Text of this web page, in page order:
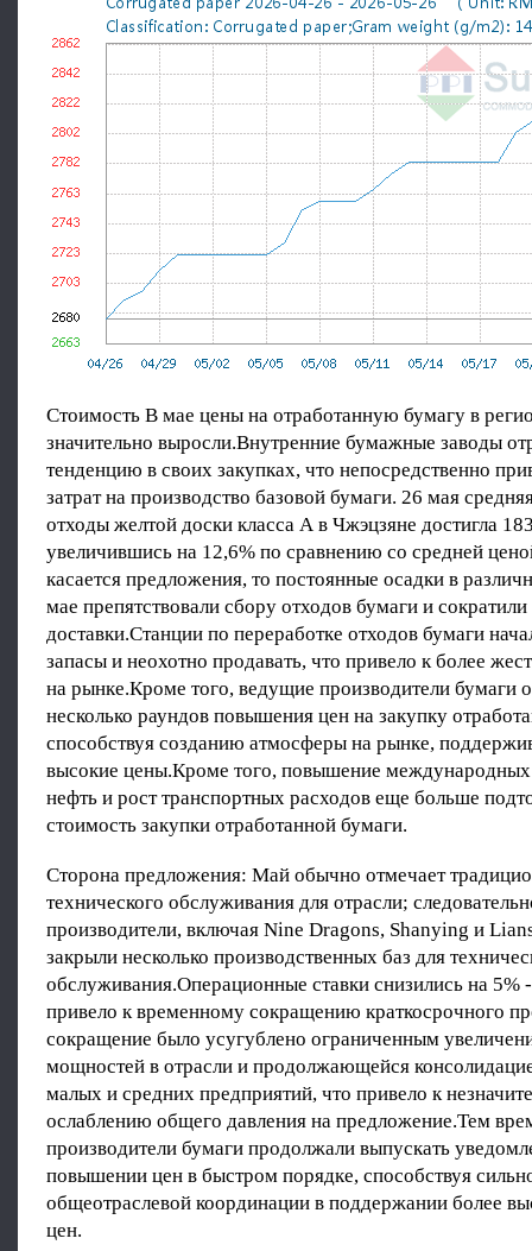
Стоимость В мае цены на отработанную бумагу в
значительно выросли.Внутренние бумажные заводы
тенденцию в своих закупках, что непосредственно
затрат на производство базовой бумаги. 26 мая
отходы желтой доски класса А в Чжэцзяне достигла
увеличившись на 12,6% по сравнению со средней
касается предложения, то постоянные осадки в
мае препятствовали сбору отходов бумаги и
доставки.Станции по переработке отходов бумаги
запасы и неохотно продавать, что привело к более
на рынке.Кроме того, ведущие производители бумаги
несколько раундов повышения цен на закупку
способствуя созданию атмосферы на рынке,
высокие цены.Кроме того, повышение
нефть и рост транспортных расходов еще больше
стоимость закупки отработанной бумаги.
Сторона предложения: Май обычно отмечает
технического обслуживания для отрасли;
производители, включая Nine Dragons, Shanying и
закрыли несколько производственных баз для
обслуживания.Операционные ставки снизились на 5%
привело к временному сокращению краткосрочного
сокращение было усугублено ограниченным
мощностей в отрасли и продолжающейся
малых и средних предприятий, что привело к
ослаблению общего давления на предложение.Тем
производители бумаги продолжали выпускать
повышении цен в быстром порядке, способствуя
общеотраслевой координации в поддержании более
цен.